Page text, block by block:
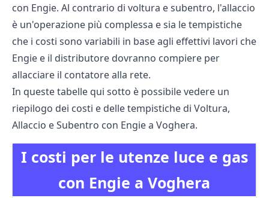
con Engie. Al contrario di voltura e subentro, l'allaccio
è un'operazione più complessa e sia le tempistiche
che i costi sono variabili in base agli effettivi lavori che
Engie e il distributore dovranno compiere per
allacciare il contatore alla rete.
In queste tabelle qui sotto è possibile vedere un
riepilogo dei costi e delle tempistiche di Voltura,
Allaccio e Subentro con Engie a Voghera.
I costi per le utenze luce e gas
con Engie a Voghera